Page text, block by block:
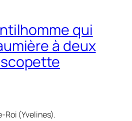
qui
à deux
Roi (Yvelines).